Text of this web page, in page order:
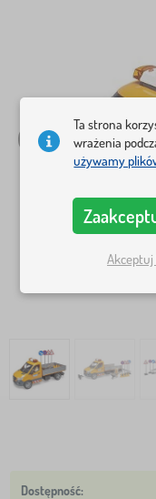
Ta strona
wrażenia
używamy